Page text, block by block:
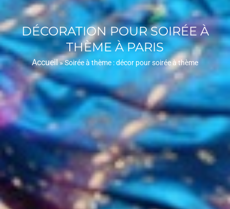
DÉCORATION POUR SOIRÉE À
THÈME À PARIS
Accueil»Soirée à thème : décor pour soirée à thème